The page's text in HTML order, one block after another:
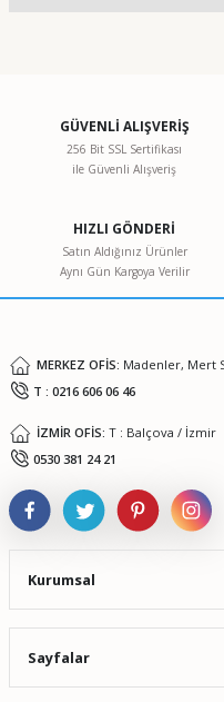
Görüş ve önerileriniz için
Ürün resmi kalitesiz,
Ürün bilgilerinde hatalar
Ürün fiyatı diğer
GÜVENLİ ALIŞVERİŞ
256 Bit SSL Sertifikası
ile Güvenli Alışveriş
HIZLI GÖNDERİ
Satın Aldığınız Ürünler
Aynı Gün Kargoya Verilir
MERKEZ OFİS: Madenler, Mert
T : 0216 606 06 46
İZMİR OFİS: T : Balçova / İzmir
0530 381 24 21
Kurumsal
Sayfalar